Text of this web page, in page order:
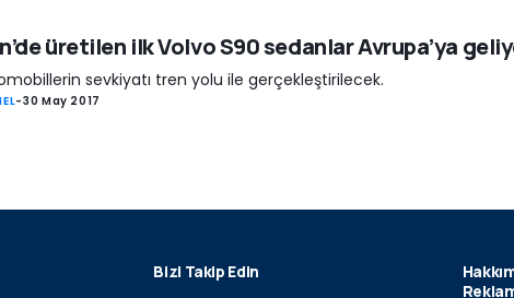
üretilen ilk Volvo S90 sedanlar Avrupa’ya
sevkiyatı tren yolu ile gerçekleştirilecek.
-30 May 2017
Bizi Takip Edin